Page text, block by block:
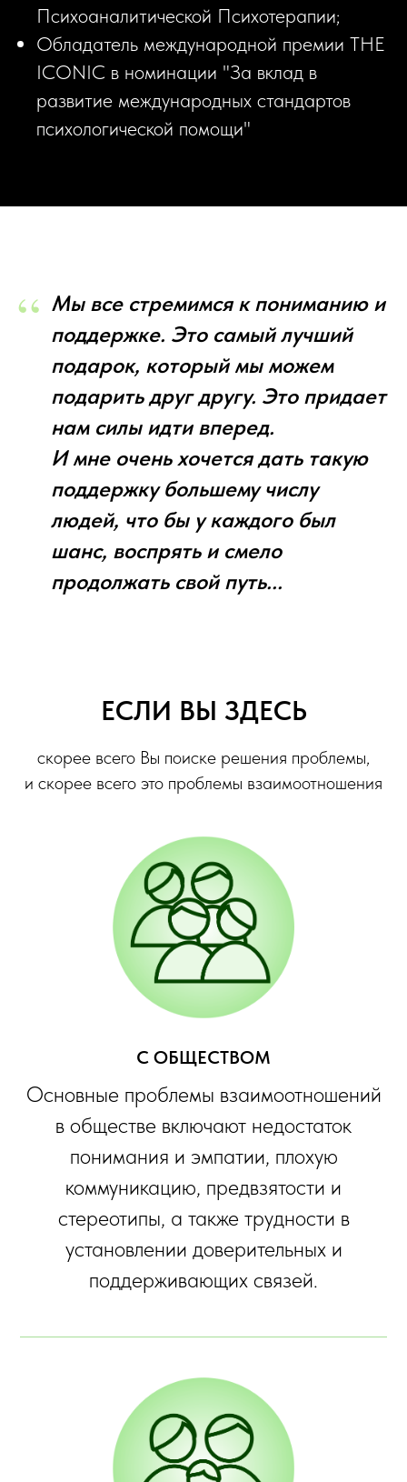
Психоаналитической Психотерапии;
Обладатель международной премии THE
ICONIC в номинации "За вклад в
развитие международных стандартов
психологической помощи"
“ Мы все стремимся к пониманию и
поддержке. Это самый лучший
подарок, который мы можем
подарить друг другу. Это придает
нам силы идти вперед.
И мне очень хочется дать такую
поддержку большему числу
людей, что бы у каждого был
шанс, воспрять и смело
продолжать свой путь...
ЕСЛИ ВЫ ЗДЕСЬ
скорее всего Вы поиске решения проблемы,
и скорее всего это проблемы взаимоотношения
С ОБЩЕСТВОМ
Основные проблемы взаимоотношений
в обществе включают недостаток
понимания и эмпатии, плохую
коммуникацию, предвзятости и
стереотипы, а также трудности в
установлении доверительных и
поддерживающих связей.